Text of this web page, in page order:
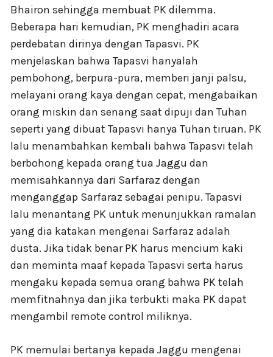
Bhairon sehingga membuat PK dilemma.
Beberapa hari kemudian, PK menghadiri acara
perdebatan dirinya dengan Tapasvi. PK
menjelaskan bahwa Tapasvi hanyalah
pembohong, berpura-pura, memberi janji palsu,
melayani orang kaya dengan cepat, mengabaikan
orang miskin dan senang saat dipuji dan Tuhan
seperti yang dibuat Tapasvi hanya Tuhan tiruan. PK
lalu menambahkan kembali bahwa Tapasvi telah
berbohong kepada orang tua Jaggu dan
memisahkannya dari Sarfaraz dengan
menganggap Sarfaraz sebagai penipu. Tapasvi
lalu menantang PK untuk menunjukkan ramalan
yang dia katakan mengenai Sarfaraz adalah
dusta. Jika tidak benar PK harus mencium kaki
dan meminta maaf kepada Tapasvi serta harus
mengaku kepada semua orang bahwa PK telah
memfitnahnya dan jika terbukti maka PK dapat
mengambil remote control miliknya.
PK memulai bertanya kepada Jaggu mengenai